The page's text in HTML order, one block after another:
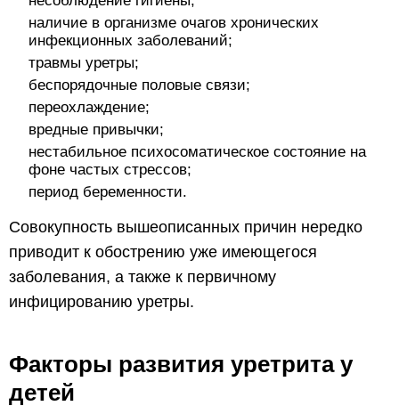
наличие в организме очагов хронических
инфекционных заболеваний;
травмы уретры;
беспорядочные половые связи;
переохлаждение;
вредные привычки;
нестабильное психосоматическое состояние на
фоне частых стрессов;
период беременности.
Совокупность вышеописанных причин нередко
приводит к обострению уже имеющегося
заболевания, а также к первичному
инфицированию уретры.
Факторы развития уретрита у
детей